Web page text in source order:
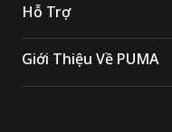
Hỗ Trợ
Giới Thiệu Về PUMA